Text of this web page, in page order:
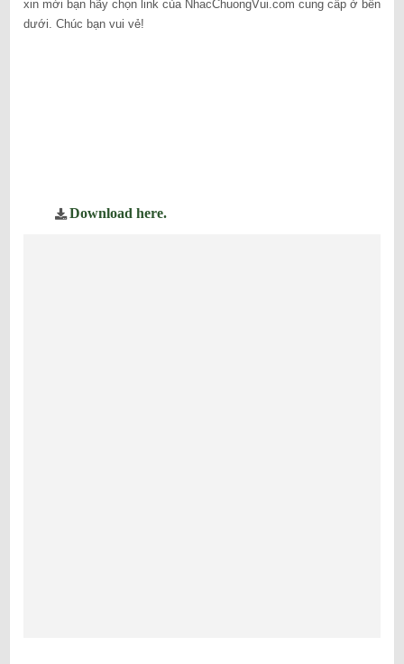
xin mời bạn hãy chọn link của NhacChuongVui.com cung cấp ở bên
dưới. Chúc bạn vui vẻ!
Download here.